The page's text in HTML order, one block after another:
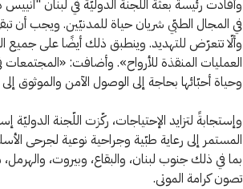
وأفادت رئيسة بعثة اللّجنة الدوليّة في لبنان
في المجال الطبّي شريان حياة للمدنيّين. ويجب أن
وألّا تتعرّض للتهديد. وينطبق ذلك أيضًا على جميع
العمليات المنقذة للأرواح». وأضافت: «المجتمعات
وحياة أحبّائها بحاجة إلى الوصول الآمن والموثوق
وإستجابةً لتزايد الإحتياجات، ركّزت اللّجنة
المستمر إلى رعاية طبّية وجراحية نوعية لجرحى
بما في ذلك جنوب لبنان، والبقاع، وبيروت،
تصون كرامة الموتى.